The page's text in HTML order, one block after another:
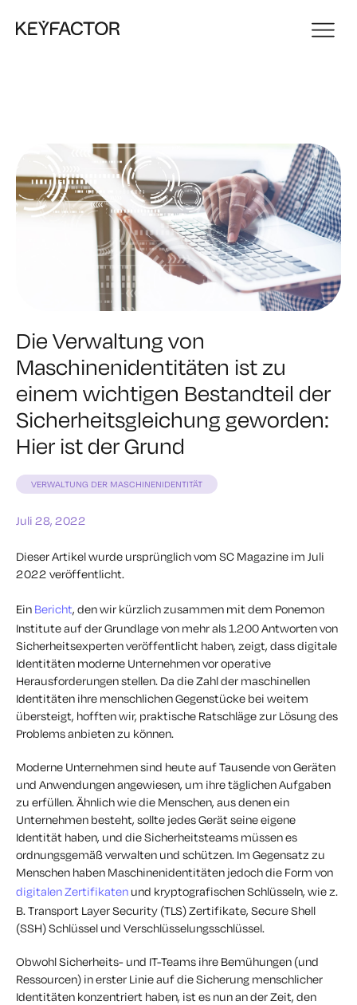
Die Verwaltung von
Maschinenidentitäten ist zu
einem wichtigen Bestandteil der
Sicherheitsgleichung geworden:
Hier ist der Grund
VERWALTUNG DER MASCHINENIDENTITÄT
Juli 28, 2022
Dieser Artikel wurde ursprünglich vom SC Magazine im Juli
2022 veröffentlicht.
Ein Bericht, den wir kürzlich zusammen mit dem Ponemon
Institute auf der Grundlage von mehr als 1.200 Antworten von
Sicherheitsexperten veröffentlicht haben, zeigt, dass digitale
Identitäten moderne Unternehmen vor operative
Herausforderungen stellen. Da die Zahl der maschinellen
Identitäten ihre menschlichen Gegenstücke bei weitem
übersteigt, hofften wir, praktische Ratschläge zur Lösung des
Problems anbieten zu können.
Moderne Unternehmen sind heute auf Tausende von Geräten
und Anwendungen angewiesen, um ihre täglichen Aufgaben
zu erfüllen. Ähnlich wie die Menschen, aus denen ein
Unternehmen besteht, sollte jedes Gerät seine eigene
Identität haben, und die Sicherheitsteams müssen es
ordnungsgemäß verwalten und schützen. Im Gegensatz zu
Menschen haben Maschinenidentitäten jedoch die Form von
digitalen Zertifikaten und kryptografischen Schlüsseln, wie z.
B. Transport Layer Security (TLS) Zertifikate, Secure Shell
(SSH) Schlüssel und Verschlüsselungsschlüssel.
Obwohl Sicherheits- und IT-Teams ihre Bemühungen (und
Ressourcen) in erster Linie auf die Sicherung menschlicher
Identitäten konzentriert haben, ist es nun an der Zeit, den